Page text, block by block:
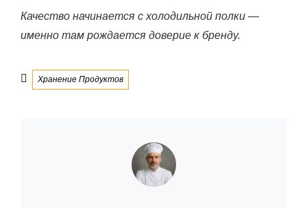
Качество начинается с холодильной полки —
именно там рождается доверие к бренду.
Рубрики
Хранение Продуктов